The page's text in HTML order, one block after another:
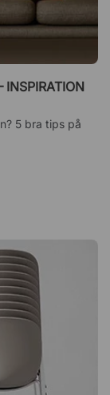
INSPIRATION
5 bra tips på